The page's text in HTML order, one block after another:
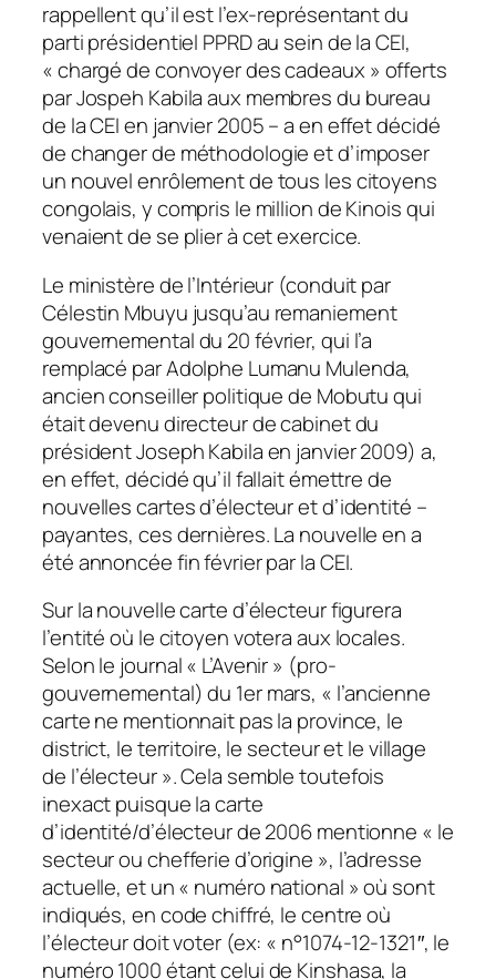
rappellent qu’il est l’ex-représentant du
parti présidentiel PPRD au sein de la CEI,
« chargé de convoyer des cadeaux » offerts
par Jospeh Kabila aux membres du bureau
de la CEI en janvier 2005 – a en effet décidé
de changer de méthodologie et d’imposer
un nouvel enrôlement de tous les citoyens
congolais, y compris le million de Kinois qui
venaient de se plier à cet exercice.
Le ministère de l’Intérieur (conduit par
Célestin Mbuyu jusqu’au remaniement
gouvernemental du 20 février, qui l’a
remplacé par Adolphe Lumanu Mulenda,
ancien conseiller politique de Mobutu qui
était devenu directeur de cabinet du
président Joseph Kabila en janvier 2009) a,
en effet, décidé qu’il fallait émettre de
nouvelles cartes d’électeur et d’identité –
payantes, ces dernières. La nouvelle en a
été annoncée fin février par la CEI.
Sur la nouvelle carte d’électeur figurera
l’entité où le citoyen votera aux locales.
Selon le journal « L’Avenir » (pro-
gouvernemental) du 1er mars, « l’ancienne
carte ne mentionnait pas la province, le
district, le territoire, le secteur et le village
de l’électeur ». Cela semble toutefois
inexact puisque la carte
d’identité/d’électeur de 2006 mentionne « le
secteur ou chefferie d’origine », l’adresse
actuelle, et un« numéro national »où sont
indiqués, en code chiffré, le centre où
l’électeur doit voter (ex: « n°1074-12-1321″, le
numéro 1000 étant celui de Kinshasa, la